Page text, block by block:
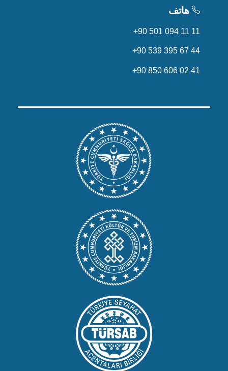
هاتف
+90 501 094 11 11
+90 539 395 67 44
+90 850 606 02 41